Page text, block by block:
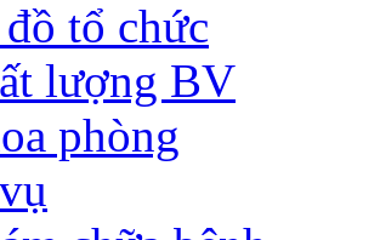
tổ chức
lượng BV
phòng